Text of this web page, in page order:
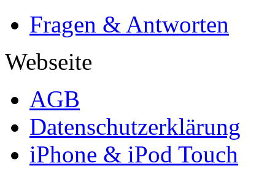
Fragen & Antworten
Webseite
AGB
Datenschutzerklärung
iPhone & iPod Touch